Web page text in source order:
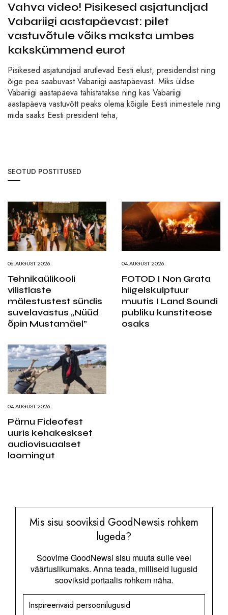
Vahva video! Pisikesed asjatundjad
Vabariigi aastapäevast: pilet
vastuvõtule võiks maksta umbes
kakskümmend eurot
Pisikesed asjatundjad arutlevad Eesti elust, presidendist ning
õige pea saabuvast Vabariigi aastapäevast. Miks üldse
Vabariigi aastapäeva tähistatakse ning kas Vabariigi
aastapäeva vastuvõtt peaks olema kõigile Eesti inimestele ning
mida saaks Eesti president teha,
SEOTUD POSTITUSED
06.AUGUST 2026
Tehnikaülikooli
vilistlaste
mälestustest sündis
suvelavastus „Nüüd
õpin Mustamäel”
04.AUGUST 2026
FOTOD I Non Grata
hiigelskulptuur
muutis I Land Soundi
publiku kunstiteose
osaks
04.AUGUST 2026
Pärnu Fideofest
uuris kehakeskset
audiovisuaalset
loomingut
Mis sisu sooviksid GoodNewsis rohkem
lugeda?
Soovime GoodNewsi sisu muuta sulle veel
väärtuslikumaks. Anna teada, milliseid lugusid
sooviksid portaalis rohkem näha.
Inspireerivaid persoonilugusid